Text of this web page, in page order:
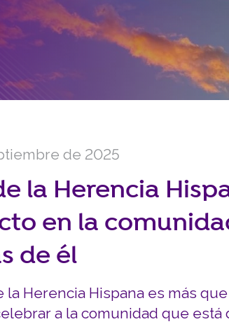
de 2025
la Herencia
en la
de él
la Herencia Hispana es más
a la comunidad que